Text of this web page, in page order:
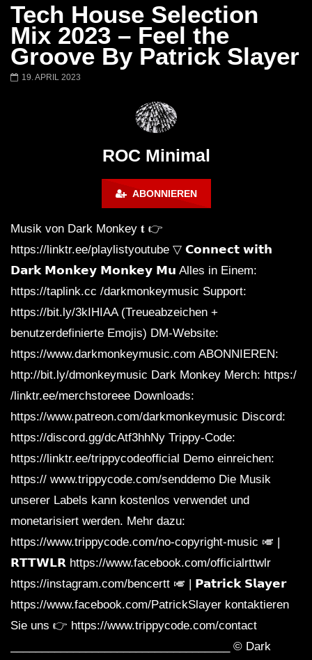
Später
03:28 01:00:35
Tech House Selection
Mix 2023 – Feel the
Groove By Patrick Slayer
19. APRIL 2023
ROC Minimal
ABONNIEREN
Musik von Dark Monkey 𝐭 👉
https://linktr.ee/playlistyoutube ▽ 𝗖𝗼𝗻𝗻𝗲𝗰𝘁 𝘄𝗶𝘁𝗵
𝗗𝗮𝗿𝗸 𝗠𝗼𝗻𝗸𝗲𝘆 𝗠𝗼𝗻𝗸𝗲𝘆 𝗠𝘂 Alles in Einem:
https://taplink.cc /darkmonkeymusic Support:
https://bit.ly/3kIHIAA (Treueabzeichen +
benutzerdefinierte Emojis) DM-Website:
https://www.darkmonkeymusic.com ABONNIEREN:
http://bit.ly/dmonkeymusic Dark Monkey Merch: https:/
/linktr.ee/merchstoreee Downloads:
https://www.patreon.com/darkmonkeymusic Discord:
https://discord.gg/dcAtf3hhNy Trippy-Code:
https://linktr.ee/trippycodeofficial Demo einreichen:
https:// www.trippycode.com/senddemo Die Musik
unserer Labels kann kostenlos verwendet und
monetarisiert werden. Mehr dazu:
https://www.trippycode.com/no-copyright-music 🎺 |
𝗥𝗧𝗧𝗪𝗟𝗥 https://www.facebook.com/officialrttwlr
https://instagram.com/bencertt 🎺 | 𝗣𝗮𝘁𝗿𝗶𝗰𝗸 𝗦𝗹𝗮𝘆𝗲𝗿
https://www.facebook.com/PatrickSlayer kontaktieren
Sie uns 👉 https://www.trippycode.com/contact
___________________________________ © Dark